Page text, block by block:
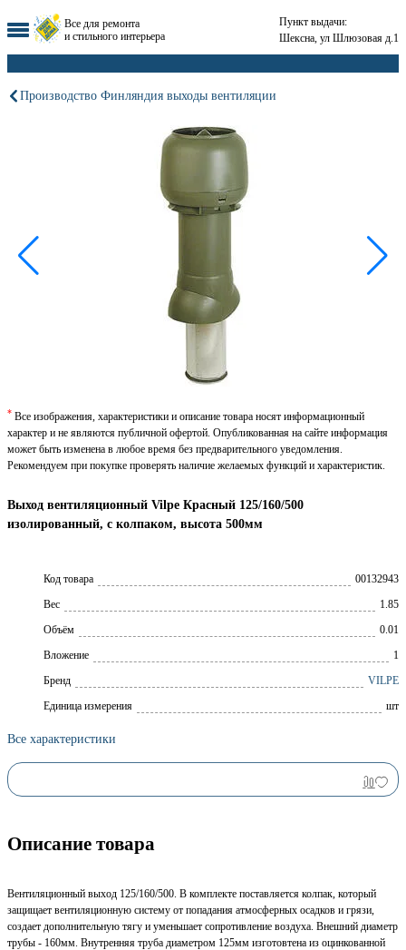
Все для ремонта
и стильного интерьера
Пункт выдачи:
Шексна, ул Шлюзовая д.1
Производство Финляндия выходы вентиляции
Выход вентиляционный Vilpe Красный 125/160/500
изолированный, с колпаком, высота 500мм
Код товара
00132943
Вес
1.85
Объём
0.01
Вложение
1
Брeнд
VILPE
Единица измерения
шт
Все характеристики
* Все изображения, характеристики и описание товара носят информационный
характер и не являются публичной офертой. Опубликованная на сайте информация
может быть изменена в любое время без предварительного уведомления.
Рекомендуем при покупке проверять наличие желаемых функций и характеристик.
Описание товара
Вентиляционный выход 125/160/500. В комплекте поставляется колпак, который
защищает вентиляционную систему от попадания атмосферных осадков и грязи,
создает дополнительную тягу и уменьшает сопротивление воздуха. Внешний диаметр
трубы - 160мм. Внутренняя труба диаметром 125мм изготовтена из оцинкованной